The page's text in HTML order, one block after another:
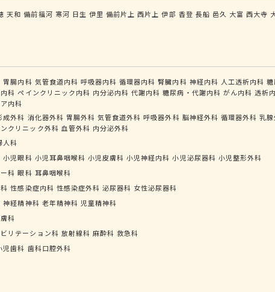
天和 備前福河 寒河 日生 伊里 備前片上 西片上 伊部 香登 長船 邑久 大富 西大寺
胃腸内科 気管食道内科 呼吸器内科 循環器内科 腎臓内科 神経内科 人工透析内科
科 ペインクリニック内科 内分泌内科 代謝内科 糖尿病・代謝内科 がん内科 透析
内科
成外科 消化器外科 胃腸外科 気管食道外科 呼吸器外科 脳神経外科 循環器外科 乳
クリニック外科 血管外科 内分泌外科
人科
小児眼科 小児耳鼻咽喉科 小児皮膚科 小児神経内科 小児泌尿器科 小児整形外科
科 眼科 耳鼻咽喉科
性感染症内科 性感染症外科 泌尿器科 女性泌尿器科
神経精神科 老年精神科 児童精神科
科
リテーション科 放射線科 麻酔科 救急科
児歯科 歯科口腔外科